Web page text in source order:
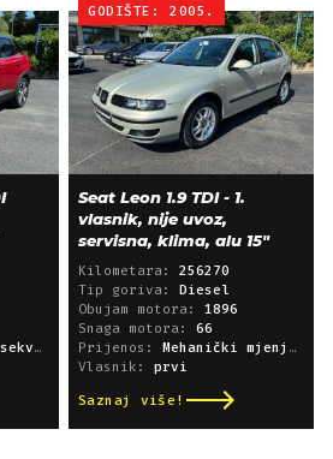
GODIŠTE: 2005.
Seat Leon 1.9 TDI - 1.
vlasnik, nije uvoz,
servisna, klima, alu 15"
Kilometara: 256270
Tip goriva:
Diesel
Obujam motora: 1896
Snaga motora: 66
Prijenos:
Mehanički mjenjač
Vlasnik: prvi
Saznaj više!